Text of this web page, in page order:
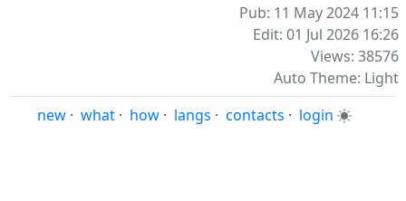
Pub: 11 May 2024 11:15
Edit: 01 Jul 2026 16:26
Views: 38576
Auto Theme: Light
new · what · how · langs · contacts · login